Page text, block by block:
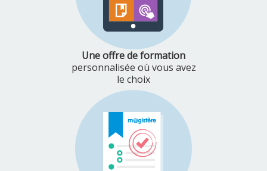
Une offre de formation
personnalisée où vous avez
le choix